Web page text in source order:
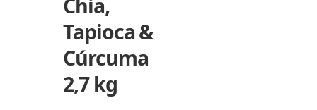
Chia,
Tapioca &
Cúrcuma
2,7 kg